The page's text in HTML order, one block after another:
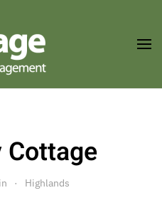
Cottage
Highlands